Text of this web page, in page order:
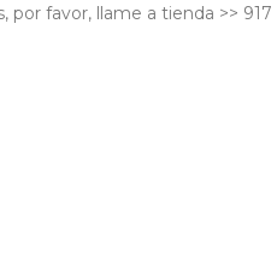
por favor, llame a tienda​ >> 917